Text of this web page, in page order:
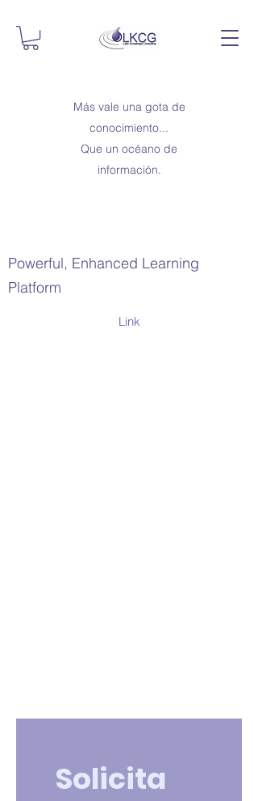
Más vale una gota de
conocimiento...
Que un océano de
información.
Powerful, Enhanced Learning
Platform
Link
Solicita